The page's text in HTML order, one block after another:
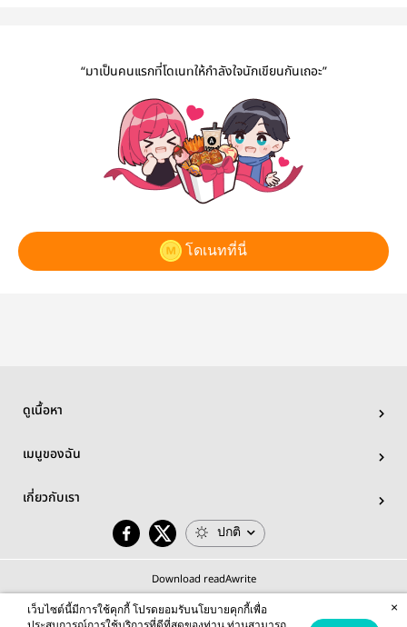
“มาเป็นคนแรกที่โดเนทให้กำลังใจนักเขียนกันเถอะ”
โดเนทที่นี่
ดูเนื้อหา
เมนูของฉัน
เกี่ยวกับเรา
ปกติ
Download readAwrite
เว็บไซต์นี้มีการใช้คุกกี้ โปรดยอมรับนโยบายคุกกี้เพื่อ
×